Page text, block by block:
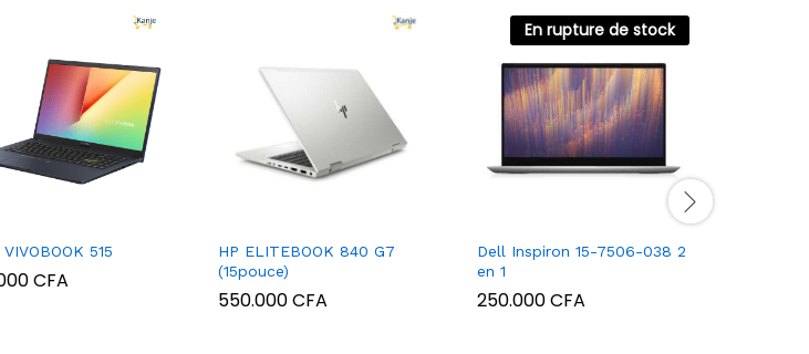
VIVOBOOK 515
CFA
HP ELITEBOOK 840 G7
(15pouce)
550.000CFA
En rupture de stock
Dell Inspiron 15-7506-038 2
en 1
250.000CFA